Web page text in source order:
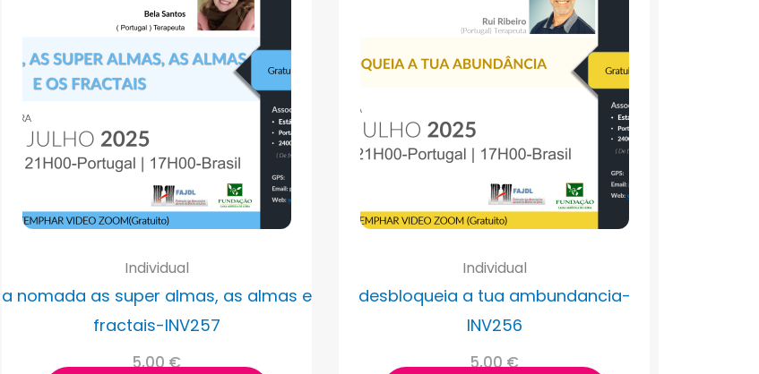
Individual
a nomada as super almas, as almas e
fractais-INV257
5,00€
Individual
desbloqueia a tua ambundancia-
INV256
5,00€